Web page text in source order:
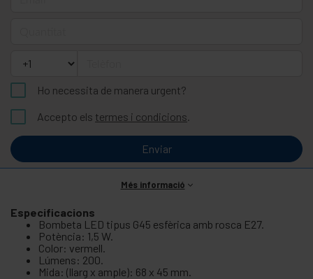
Ho necessita de manera urgent?
Accepto els termes i condicions.
Enviar
Més informació
Especificacions
Bombeta LED tipus G45 esfèrica amb rosca E27.
Potència: 1,5 W.
Color: vermell.
Lúmens: 200.
Mida: (llarg x ample): 68 x 45 mm.